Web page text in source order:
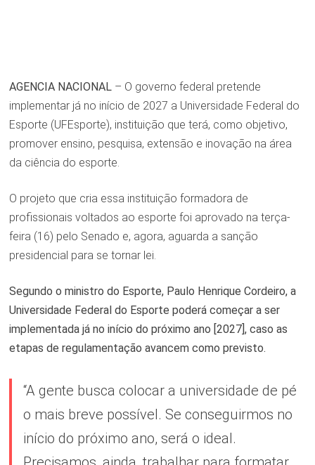
AGENCIA NACIONAL– O governo federal pretende
implementar já no início de 2027 a Universidade Federal do
Esporte (UFEsporte), instituição que terá, como objetivo,
promover ensino, pesquisa, extensão e inovação na área
da ciência do esporte.
O projeto que cria essa instituição formadora de
profissionais voltados ao esporte foi aprovado na terça-
feira (16) pelo Senado e, agora, aguarda a sanção
presidencial para se tornar lei.
Segundo o ministro do Esporte, Paulo Henrique Cordeiro, a
Universidade Federal do Esporte poderá começar a ser
implementada já no início do próximo ano [2027], caso as
etapas de regulamentação avancem como previsto.
“A gente busca colocar a universidade de pé
o mais breve possível. Se conseguirmos no
início do próximo ano, será o ideal.